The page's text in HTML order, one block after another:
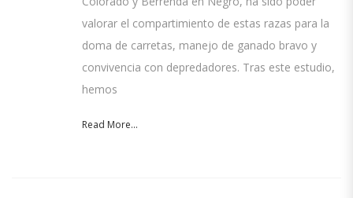
valorar el compartimiento de estas razas para la
doma de carretas, manejo de ganado bravo y
convivencia con depredadores. Tras este estudio,
hemos
Read More...